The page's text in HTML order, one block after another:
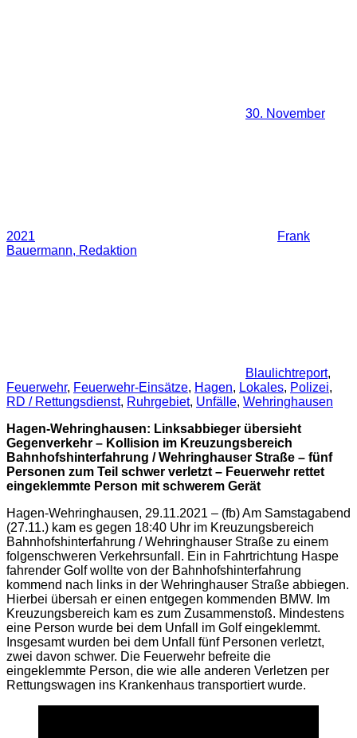
30. November
2021
Frank
Bauermann, Redaktion
Blaulichtreport,
Feuerwehr, Feuerwehr-Einsätze, Hagen, Lokales, Polizei,
RD / Rettungsdienst, Ruhrgebiet, Unfälle, Wehringhausen
Hagen-Wehringhausen: Linksabbieger übersieht
Gegenverkehr – Kollision im Kreuzungsbereich
Bahnhofshinterfahrung / Wehringhauser Straße – fünf
Personen zum Teil schwer verletzt – Feuerwehr rettet
eingeklemmte Person mit schwerem Gerät
Hagen-Wehringhausen, 29.11.2021 – (fb) Am Samstagabend
(27.11.) kam es gegen 18:40 Uhr im Kreuzungsbereich
Bahnhofshinterfahrung / Wehringhauser Straße zu einem
folgenschweren Verkehrsunfall. Ein in Fahrtrichtung Haspe
fahrender Golf wollte von der Bahnhofshinterfahrung
kommend nach links in der Wehringhauser Straße abbiegen.
Hierbei übersah er einen entgegen kommenden BMW. Im
Kreuzungsbereich kam es zum Zusammenstoß. Mindestens
eine Person wurde bei dem Unfall im Golf eingeklemmt.
Insgesamt wurden bei dem Unfall fünf Personen verletzt,
zwei davon schwer. Die Feuerwehr befreite die
eingeklemmte Person, die wie alle anderen Verletzen per
Rettungswagen ins Krankenhaus transportiert wurde.